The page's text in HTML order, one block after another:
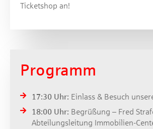
Ticketshop an!
Programm
17:30 Uhr: Einlass & Besuch
18:00 Uhr: Begrüßung – Fred
Abteilungsleitung Immobilien-